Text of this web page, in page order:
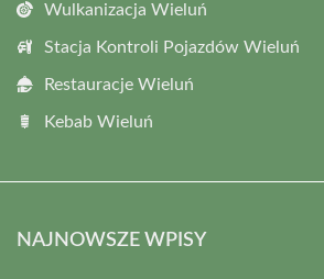
Wulkanizacja Wieluń
Stacja Kontroli Pojazdów Wieluń
Restauracje Wieluń
Kebab Wieluń
NAJNOWSZE WPISY